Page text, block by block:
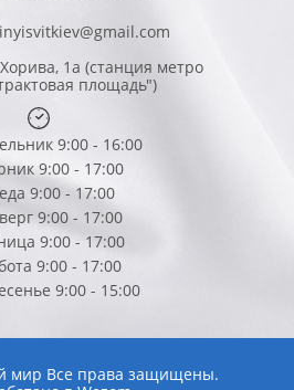
1а (станция метро
площадь")
9:00 - 16:00
9:00 - 17:00
9:00 - 17:00
9:00 - 17:00
9:00 - 17:00
9:00 - 17:00
9:00 - 15:00
мир Все права защищены.